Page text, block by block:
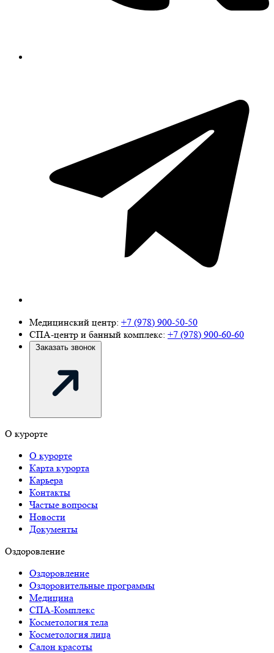
Медицинский центр: +7 (978) 900-50-50
СПА-центр и банный комплекс: +7 (978) 900-60-60
Заказать звонок
О курорте
О курорте
Карта курорта
Карьера
Контакты
Частые вопросы
Новости
Документы
Оздоровление
Оздоровление
Оздоровительные программы
Медицина
СПА-Комплекс
Косметология тела
Косметология лица
Салон красоты